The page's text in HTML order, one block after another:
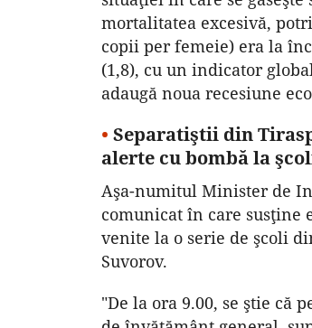
mortalitatea excesivă,
copii per femeie) era la
(1,8), cu un indicator
adaugă noua recesiune
• Separatiştii din
alerte cu bombă la
Aşa-numitul Minister de
comunicat în care susţine
venite la o serie de şcoli
Suvorov.
"De la ora 9.00, se ştie